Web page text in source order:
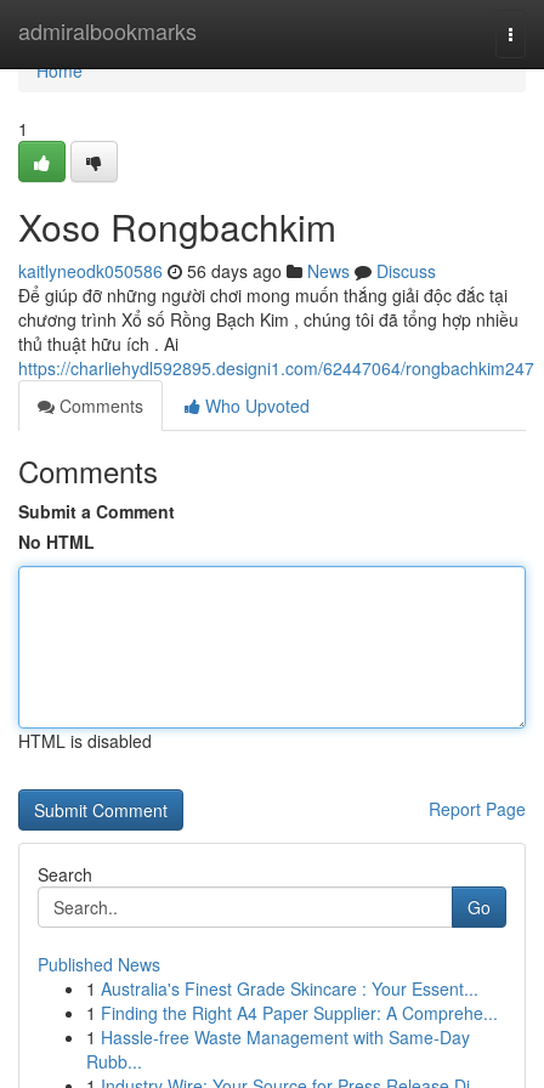
admiralbookmarks
Home
Home
1
Xoso Rongbachkim
kaitlyneodk050586 56 days ago News
Discuss
Để giúp đỡ những người chơi mong muốn thắng giải độc đắc tại
chương trình Xổ số Rồng Bạch Kim , chúng tôi đã tổng hợp nhiều
thủ thuật hữu ích . Ai
https://charliehydl592895.designi1.com/62447064/rongbachkim247
Comments
Who Upvoted
Comments
Submit a Comment
No HTML
HTML is disabled
Report Page
Search
Go
Published News
1 Australia's Finest Grade Skincare : Your Essent...
1 Finding the Right A4 Paper Supplier: A Comprehe...
1 Hassle-free Waste Management with Same-Day
Rubb...